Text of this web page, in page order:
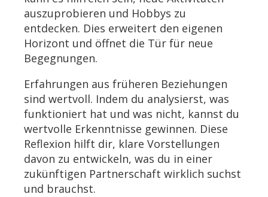
auszuprobieren und Hobbys zu
entdecken. Dies erweitert den eigenen
Horizont und öffnet die Tür für neue
Begegnungen.
Erfahrungen aus früheren Beziehungen
sind wertvoll. Indem du analysierst, was
funktioniert hat und was nicht, kannst du
wertvolle Erkenntnisse gewinnen. Diese
Reflexion hilft dir, klare Vorstellungen
davon zu entwickeln, was du in einer
zukünftigen Partnerschaft wirklich suchst
und brauchst.